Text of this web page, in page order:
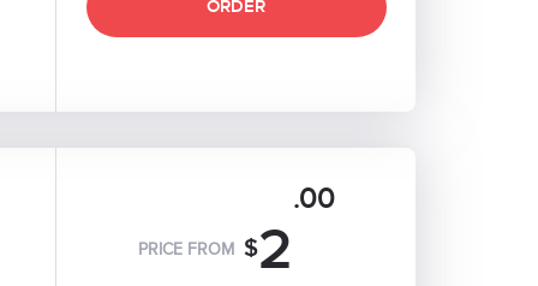
ORDER
PRICE FROM $2
.00